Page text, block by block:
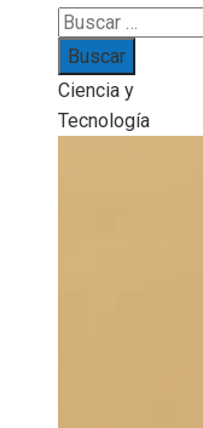
Buscar:
Ciencia y
Tecnología